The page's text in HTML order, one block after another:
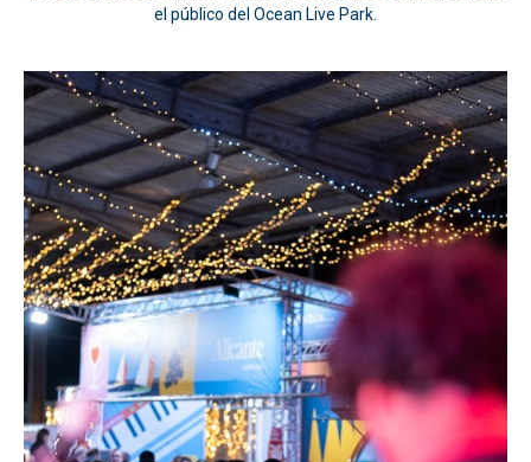
el público del Ocean Live Park.